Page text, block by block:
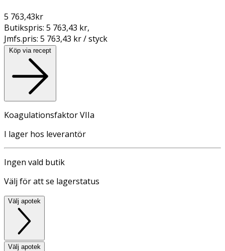
5 763,43kr
Butikspris: 5 763,43 kr,
Jmfs.pris: 5 763,43 kr / styck
Köp via recept
Koagulationsfaktor VIIa
I lager hos leverantör
Ingen vald butik
Välj för att se lagerstatus
Välj apotek
Välj apotek